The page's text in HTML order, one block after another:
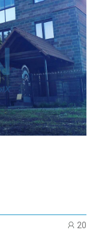
20